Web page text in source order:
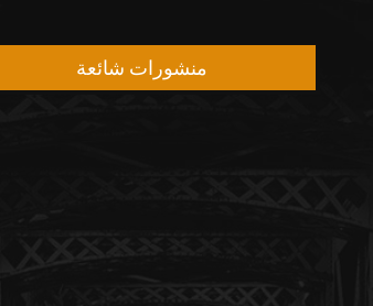
منشورات شائعة